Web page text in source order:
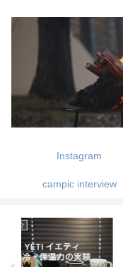
Instagram
campic interview
ギア紹介